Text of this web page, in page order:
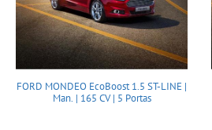
FORD MONDEO EcoBoost 1.5 ST-LINE |
Man. | 165 CV | 5 Portas